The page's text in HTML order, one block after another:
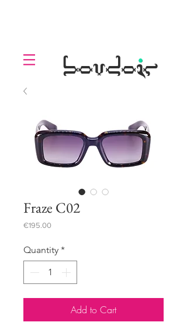
boudoir
.
Fraze C02
€195.00Price
Quantity *
Add to Cart